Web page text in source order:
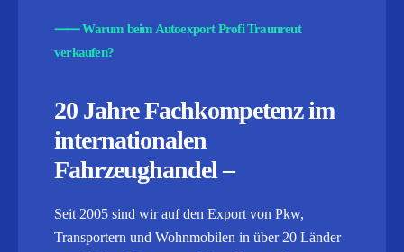
⸺Warum beim Autoexport Profi Traunreut
verkaufen?
20 Jahre Fachkompetenz im
internationalen
Fahrzeughandel –
Seit 2005 sind wir auf den Export von Pkw,
Transportern und Wohnmobilen in über 20 Länder